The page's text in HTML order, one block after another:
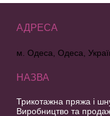
м. Одеса, Одеса,
Трикотажна пряжа і
Виробництво та